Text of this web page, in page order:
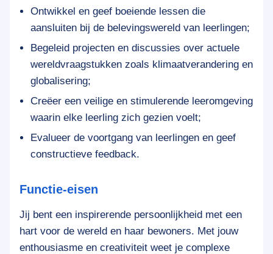
Ontwikkel en geef boeiende lessen die
aansluiten bij de belevingswereld van leerlingen;
Begeleid projecten en discussies over actuele
wereldvraagstukken zoals klimaatverandering en
globalisering;
Creëer een veilige en stimulerende leeromgeving
waarin elke leerling zich gezien voelt;
Evalueer de voortgang van leerlingen en geef
constructieve feedback.
Functie-eisen
Jij bent een inspirerende persoonlijkheid met een
hart voor de wereld en haar bewoners. Met jouw
enthousiasme en creativiteit weet je complexe